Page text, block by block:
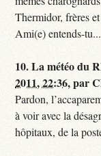
Thermidor, frères
Ami(e) entends-tu...
10.La météo du
2011, 22:36,par
Pardon,
à voir avec la
hôpitaux, de la